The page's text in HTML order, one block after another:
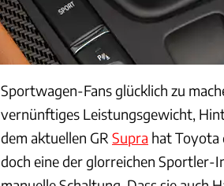
Sportwagen-Fans glücklich zu
vernünftiges Leistungsgewicht,
dem aktuellen GR Supra hat Toyota
doch eine der glorreichen Sportler-